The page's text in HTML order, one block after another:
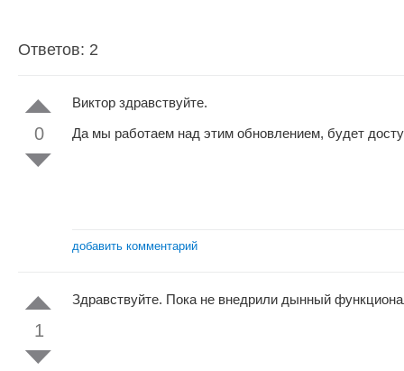
Ответов: 2
0
Виктор здравствуйте.
Да мы работаем над этим обновлением, будет
добавить комментарий
1
Здравствуйте. Пока не внедрили дынный